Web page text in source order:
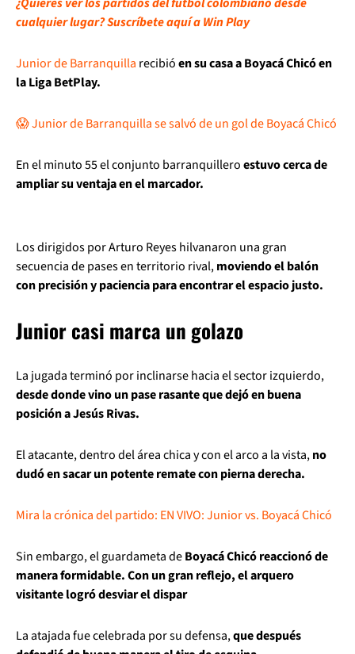
cualquier lugar? Suscríbete aquí a Win Play
Junior de Barranquilla recibióen su casa a Boyacá Chicó en
la Liga BetPlay.
😱 Junior de Barranquilla se salvó de un gol de Boyacá Chicó
En el minuto 55 el conjunto barranquilleroestuvo cerca de
ampliar su ventaja en el marcador.
Los dirigidos por Arturo Reyes hilvanaron una gran
secuencia de pases en territorio rival,moviendo el balón
con precisión y paciencia para encontrar el espacio justo.
Junior casi marca un golazo
La jugada terminó por inclinarse hacia el sector izquierdo,
desde donde vino un pase rasante que dejó en buena
posición a Jesús Rivas.
El atacante, dentro del área chica y con el arco a la vista,no
dudó en sacar un potente remate con pierna derecha.
Mira la crónica del partido: EN VIVO: Junior vs. Boyacá Chicó
Sin embargo, el guardameta deBoyacá Chicó reaccionó de
manera formidable. Con un gran reflejo, el arquero
visitante logró desviar el dispar
La atajada fue celebrada por su defensa,que después